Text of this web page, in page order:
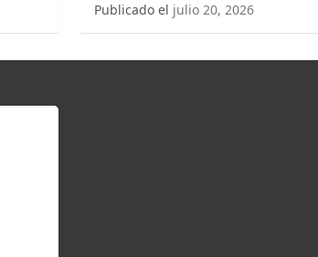
Publicado el julio 20, 2026